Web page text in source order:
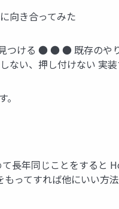
向き合ってみた
つける ● ● ● 既存の
ない、押し付けない
長年同じことをする
ってすれば他にいい